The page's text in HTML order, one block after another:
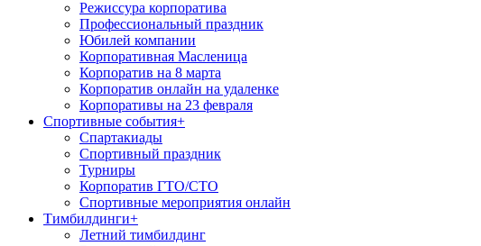
Режиссура корпоратива
Профессиональный праздник
Юбилей компании
Корпоративная Масленица
Корпоратив на 8 марта
Корпоратив онлайн на удаленке
Корпоративы на 23 февраля
Спортивные события+
Спартакиады
Спортивный праздник
Турниры
Корпоратив ГТО/СТО
Спортивные мероприятия онлайн
Тимбилдинги+
Летний тимбилдинг